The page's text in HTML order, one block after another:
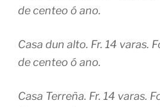
de centeo ó ano.
Casa dun alto. Fr. 14 varas.
de centeo ó ano.
Casa Terreña. Fr. 14 varas.